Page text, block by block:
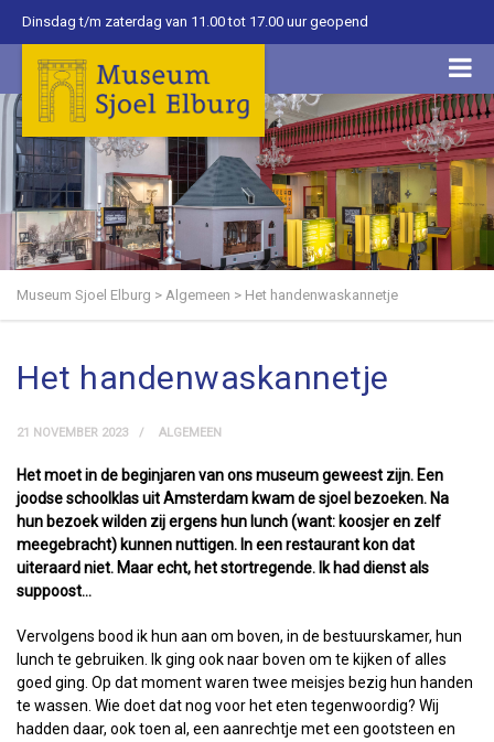
Dinsdag t/m zaterdag van 11.00 tot 17.00 uur geopend
Museum Sjoel Elburg > Algemeen > Het handenwaskannetje
Het handenwaskannetje
21 NOVEMBER 2023 ALGEMEEN
Het moet in de beginjaren van ons museum geweest zijn. Een
joodse schoolklas uit Amsterdam kwam de sjoel bezoeken. Na
hun bezoek wilden zij ergens hun lunch (want: koosjer en zelf
meegebracht) kunnen nuttigen. In een restaurant kon dat
uiteraard niet. Maar echt, het stortregende. Ik had dienst als
suppoost…
Vervolgens bood ik hun aan om boven, in de bestuurskamer, hun
lunch te gebruiken. Ik ging ook naar boven om te kijken of alles
goed ging. Op dat moment waren twee meisjes bezig hun handen
te wassen. Wie doet dat nog voor het eten tegenwoordig? Wij
hadden daar, ook toen al, een aanrechtje met een gootsteen en